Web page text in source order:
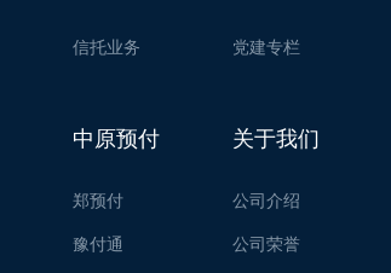
信托业务 党建专栏
中原预付
郑预付
豫付通
关于我们
公司介绍
公司荣誉